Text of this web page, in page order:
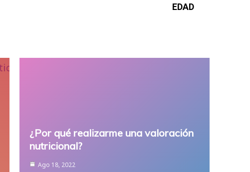
EDAD
¿Por qué realizarme una valoración
nutricional?
Ago 18, 2022